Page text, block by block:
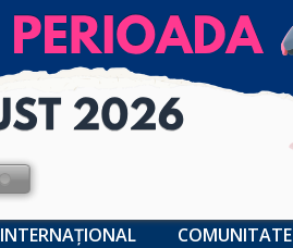
INTERNAȚIONAL COMUNITATE